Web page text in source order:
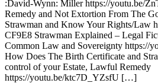
:David-Wynn: Miller https://youtu.be/
Remedy and Not Extortion From The
Strawman and Know Your Rights/Law
CF9E8 Strawman Explained – Legal
Common Law and Sovereignty https://
How Does The Birth Certificate and
control of your Estate, Lawful Remedy
https://youtu.be/ktc7D_YZsfU […]